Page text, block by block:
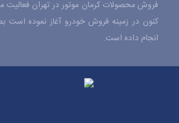
کنون در زمینه فروش خودرو آغاز نموده است
انجام داده است.